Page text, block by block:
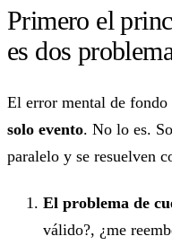
Primero el
es dos
El error mental de
solo evento. No lo es.
paralelo y se resuelven
El problema de
válido?, ¿me